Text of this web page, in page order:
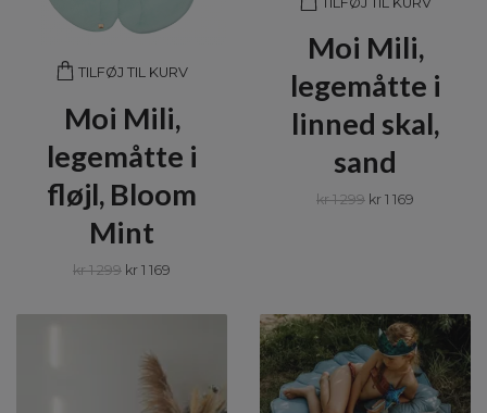
TILFØJ TIL KURV
Moi Mili,
legemåtte i
fløjl, Bloom
Mint
kr 1 299 kr 1 169
Moi Mili,
legemåtte i
linned skal,
sand
kr 1 299 kr 1 169